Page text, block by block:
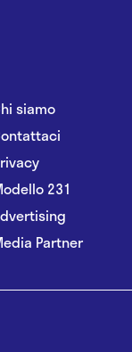
siamo
231
Partner